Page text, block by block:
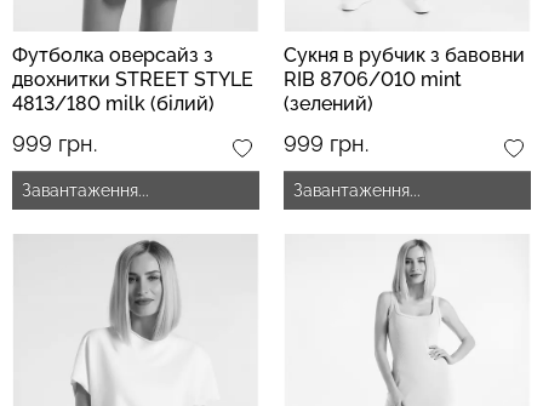
Футболка оверсайз з
двохнитки STREET STYLE
4813/180 milk (білий)
999 грн.
Завантаження...
Сукня в рубчик з бавовни
RIB 8706/010 mint
(зелений)
999 грн.
Завантаження...
279 грн.399 грн. 499 грн.